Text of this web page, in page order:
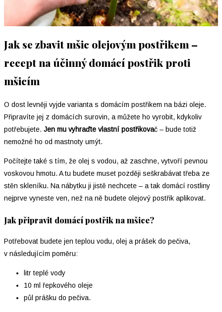
Jak se zbavit mšic olejovým postřikem –
recept na účinný domácí postřik proti
mšicím
O dost levněji vyjde varianta s domácím postřikem na bázi oleje.
Připravíte jej z domácích surovin, a můžete ho vyrobit, kdykoliv
potřebujete. Jen mu vyhraďte vlastní postřikovač – bude totiž
nemožné ho od mastnoty umýt.
Počítejte také s tím, že olej s vodou, až zaschne, vytvoří pevnou
voskovou hmotu. A tu budete muset později seškrabávat třeba ze
stěn skleníku. Na nábytku ji jistě nechcete – a tak domácí rostliny
nejprve vyneste ven, než na ně budete olejový postřik aplikovat.
Jak připravit domácí postřik na mšice?
Potřebovat budete jen teplou vodu, olej a prášek do pečiva,
v následujícím poměru:
litr teplé vody
10 ml řepkového oleje
půl prášku do pečiva.